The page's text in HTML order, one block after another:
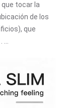
tocar la
de los
que